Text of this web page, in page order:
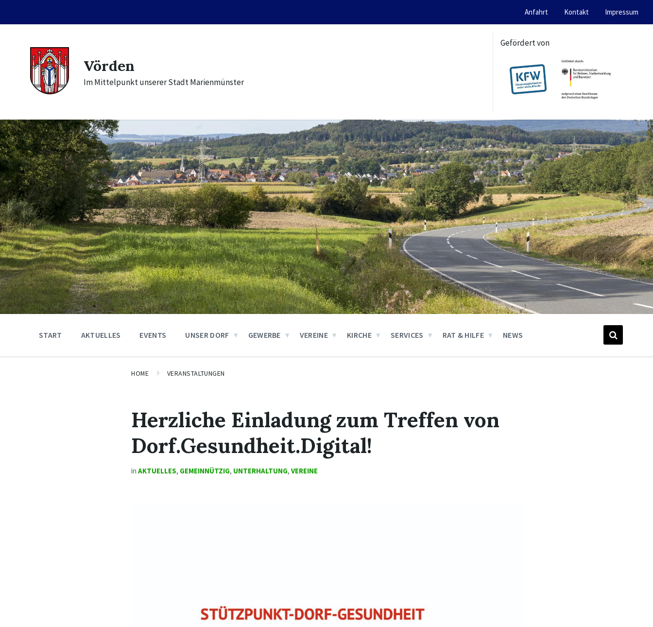
content
main
footer
Anfahrt Kontakt Impressum
Vörden
Im Mittelpunkt unserer Stadt Marienmünster
Gefördert von
START AKTUELLES EVENTS UNSER DORF GEWERBE VEREINE KIRCHE SERVICES RAT & HILFE NEWS
HOME VERANSTALTUNGEN
Herzliche Einladung zum Treffen von
Dorf.Gesundheit.Digital!
inAKTUELLES, GEMEINNÜTZIG, UNTERHALTUNG,VEREINE